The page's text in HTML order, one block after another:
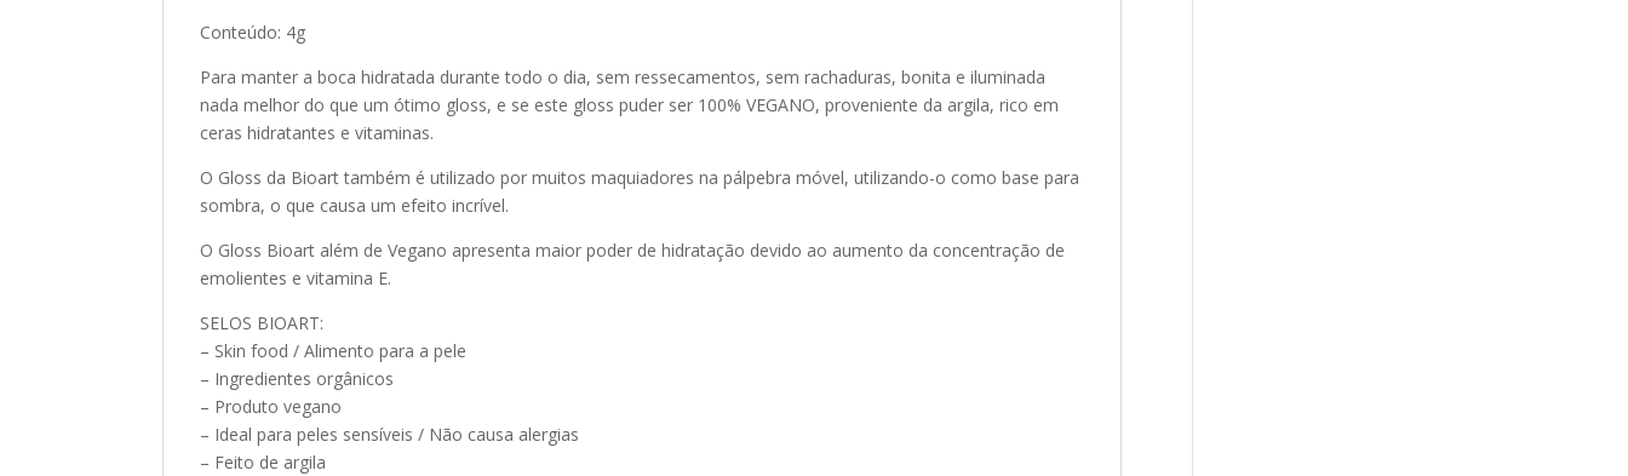
Conteúdo: 4g
Para manter a boca hidratada durante todo o dia, sem ressecamentos, sem rachaduras, bonita e iluminada
nada melhor do que um ótimo gloss, e se este gloss puder ser 100% VEGANO, proveniente da argila, rico em
ceras hidratantes e vitaminas.
O Gloss da Bioart também é utilizado por muitos maquiadores na pálpebra móvel, utilizando-o como base para
sombra, o que causa um efeito incrível.
O Gloss Bioart além de Vegano apresenta maior poder de hidratação devido ao aumento da concentração de
emolientes e vitamina E.
SELOS BIOART:
– Skin food / Alimento para a pele
– Ingredientes orgânicos
– Produto vegano
– Ideal para peles sensíveis / Não causa alergias
– Feito de argila